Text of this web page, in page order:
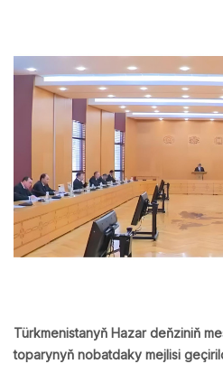
Türkmenistanyň Hazar deňziniň
toparynyň nobatdaky mejlisi